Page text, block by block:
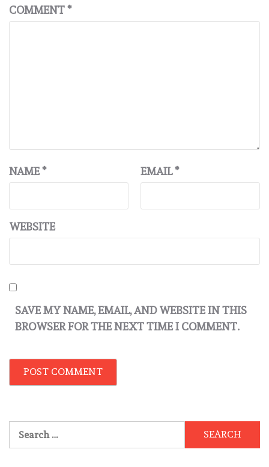
COMMENT*
NAME* EMAIL*
WEBSITE
SAVE MY NAME, EMAIL, AND WEBSITE IN THIS
BROWSER FOR THE NEXT TIME I COMMENT.
for: